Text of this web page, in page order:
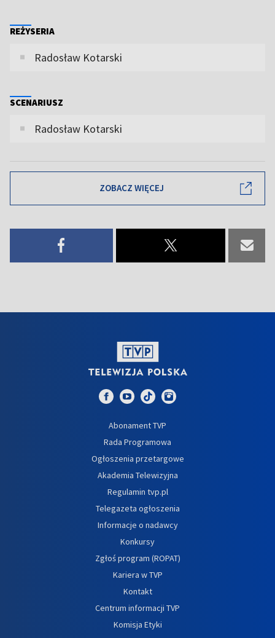
REŻYSERIA
Radosław Kotarski
SCENARIUSZ
Radosław Kotarski
ZOBACZ WIĘCEJ
Abonament TVP
Rada Programowa
Ogłoszenia przetargowe
Akademia Telewizyjna
Regulamin tvp.pl
Telegazeta ogłoszenia
Informacje o nadawcy
Konkursy
Zgłoś program (ROPAT)
Kariera w TVP
Kontakt
Centrum informacji TVP
Komisja Etyki